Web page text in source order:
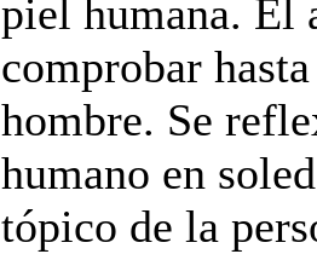
piel humana. El
comprobar
hombre. Se
humano en
tópico de la